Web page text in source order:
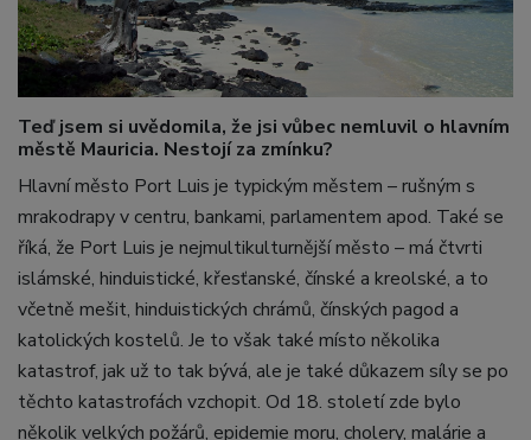
Teď jsem si uvědomila, že jsi vůbec nemluvil o hlavním
městě Mauricia. Nestojí za zmínku?
Hlavní město Port Luis je typickým městem – rušným s
mrakodrapy v centru, bankami, parlamentem apod. Také se
říká, že Port Luis je nejmultikulturnější město – má čtvrti
islámské, hinduistické, křesťanské, čínské a kreolské, a to
včetně mešit, hinduistických chrámů, čínských pagod a
katolických kostelů. Je to však také místo několika
katastrof, jak už to tak bývá, ale je také důkazem síly se po
těchto katastrofách vzchopit. Od 18. století zde bylo
několik velkých požárů, epidemie moru, cholery, malárie a